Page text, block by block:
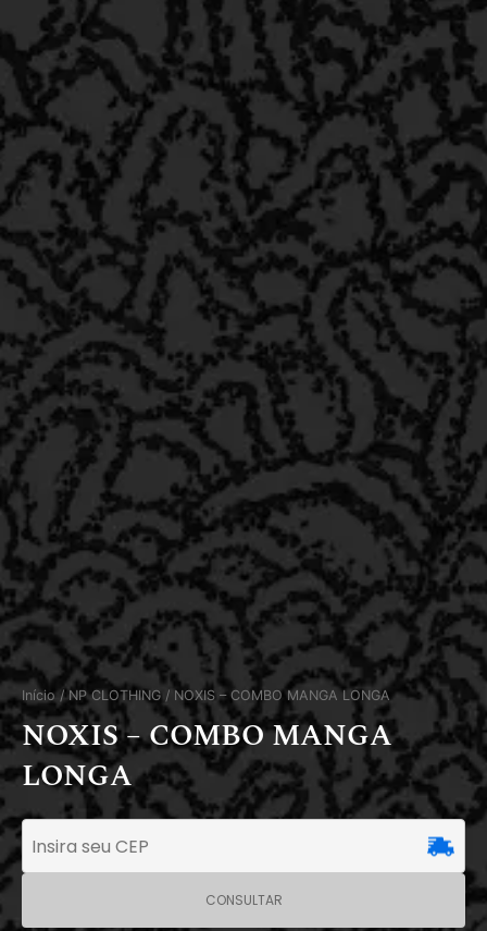
Início/ NP CLOTHING / NOXIS – COMBO MANGA LONGA
NOXIS – COMBO MANGA
LONGA
CONSULTAR